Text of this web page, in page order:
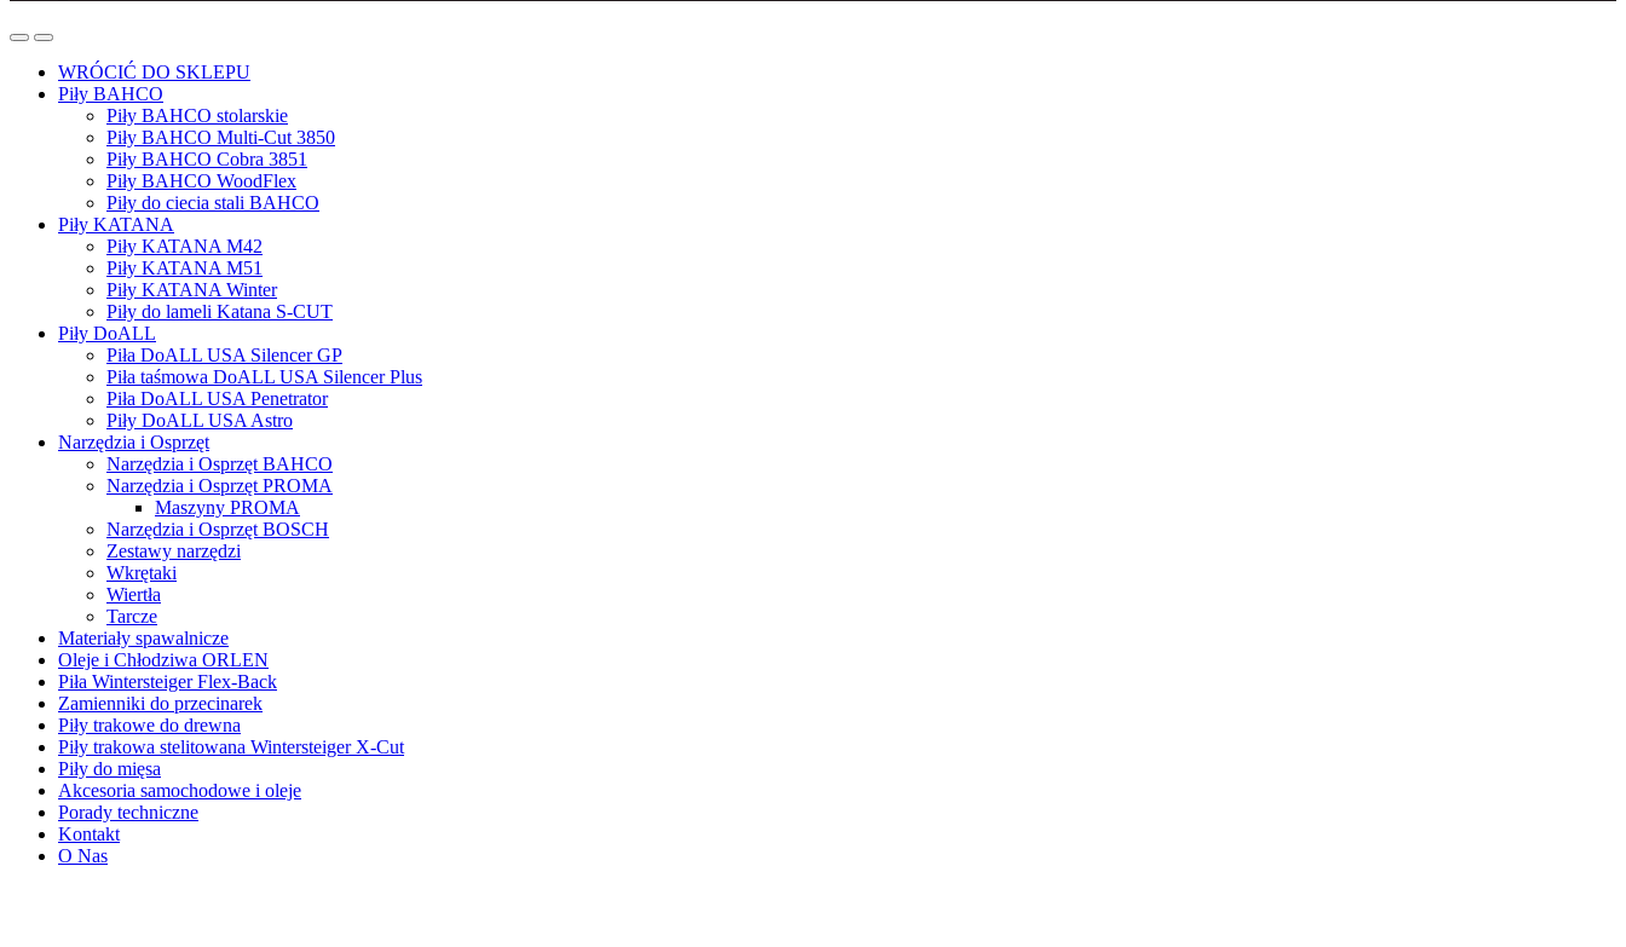
WRÓCIĆ DO SKLEPU
Piły BAHCO
Piły BAHCO stolarskie
Piły BAHCO Multi-Cut 3850
Piły BAHCO Cobra 3851
Piły BAHCO WoodFlex
Piły do ciecia stali BAHCO
Piły KATANA
Piły KATANA M42
Piły KATANA M51
Piły KATANA Winter
Piły do lameli Katana S-CUT
Piły DoALL
Piła DoALL USA Silencer GP
Piła taśmowa DoALL USA Silencer Plus
Piła DoALL USA Penetrator
Piły DoALL USA Astro
Narzędzia i Osprzęt
Narzędzia i Osprzęt BAHCO
Narzędzia i Osprzęt PROMA
Maszyny PROMA
Narzędzia i Osprzęt BOSCH
Zestawy narzędzi
Wkrętaki
Wiertła
Tarcze
Materiały spawalnicze
Oleje i Chłodziwa ORLEN
Piła Wintersteiger Flex-Back
Zamienniki do przecinarek
Piły trakowe do drewna
Piły trakowa stelitowana Wintersteiger X-Cut
Piły do mięsa
Akcesoria samochodowe i oleje
Porady techniczne
Kontakt
O Nas